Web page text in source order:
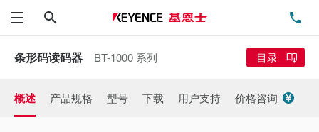
菜单
条形码读码器 BT-1000 系列 目录
概述 产品规格 型号 下载 用户支持 价格咨询